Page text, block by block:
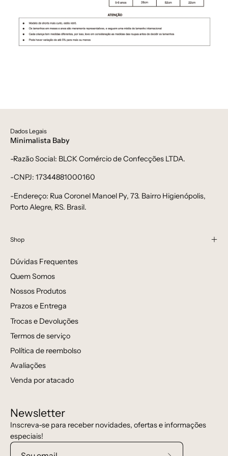
Dados Legais
Minimalista Baby
-Razão Social: BLCK Comércio de Confecções LTDA.
-CNPJ: 17344881000160
-Endereço: Rua Coronel Manoel Py, 73. Bairro Higienópolis,
Porto Alegre, RS. Brasil.
Shop
Dúvidas Frequentes
Quem Somos
Nossos Produtos
Prazos e Entrega
Trocas e Devoluções
Termos de serviço
Política de reembolso
Avaliações
Venda por atacado
Newsletter
Inscreva-se para receber novidades, ofertas e informações
especiais!